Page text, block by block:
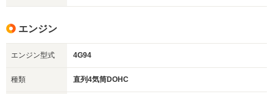
エンジン
エンジン型式 4G94
種類 直列4気筒DOHC